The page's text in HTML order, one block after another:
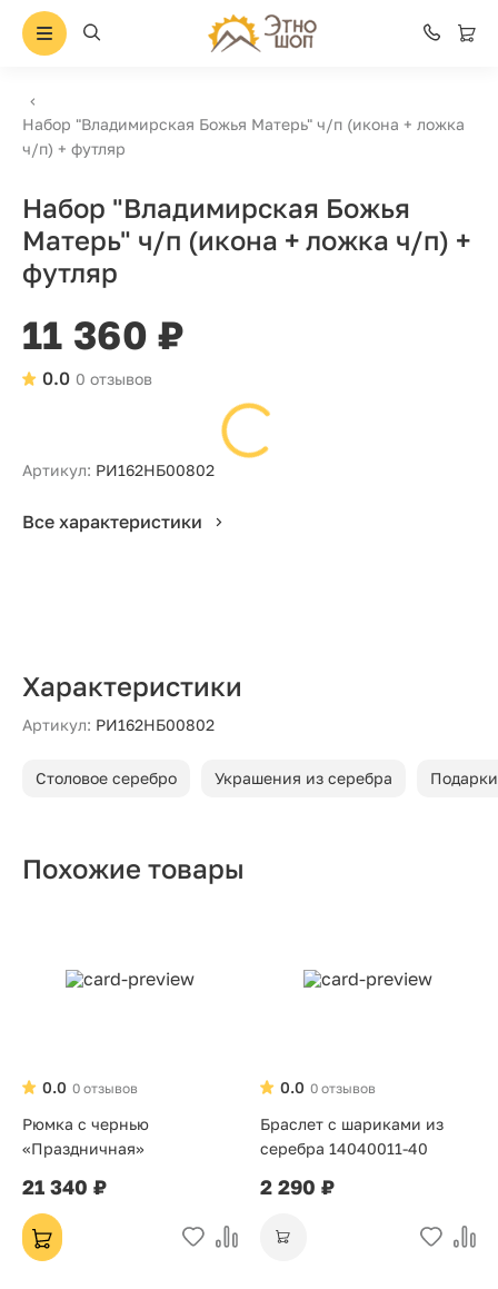
Набор "Владимирская Божья Матерь" ч/п (икона + ложка
ч/п) + футляр
Набор "Владимирская Божья
Матерь" ч/п (икона + ложка ч/п) +
футляр
11 360 ₽
0 отзывов
0.0
Артикул: РИ162НБ00802
Все характеристики
Характеристики
Артикул: РИ162НБ00802
Столовое серебро Украшения из серебра
Похожие товары
0 отзывов
0.0
Рюмка с чернью
«Праздничная»
21 340 ₽
0 отзывов
0.0
Браслет с шариками из
серебра 14040011-40
2 290 ₽